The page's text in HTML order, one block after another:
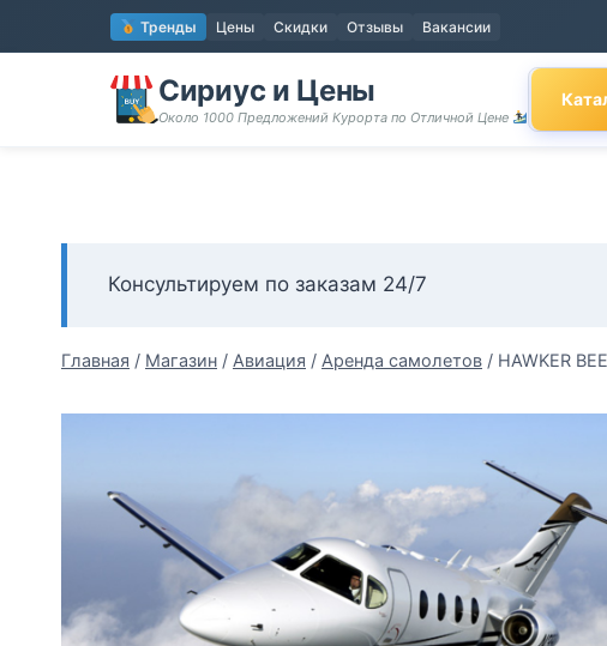
к
содержимому
Тренды Цены Скидки Отзывы Вакансии
Сириус и Цены
Около 1000 Предложений Курорта по Отличной Цене
Консультируем по заказам 24/7
Главная / Магазин / Авиация / Аренда самолетов / HAWKER